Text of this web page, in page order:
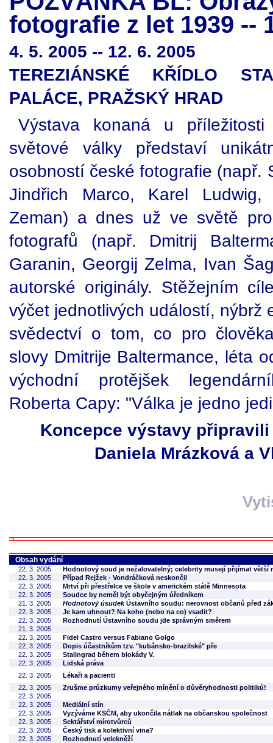
fotografie z let 1939 --
4. 5. 2005 -- 12. 6. 2005
TEREZIÁNSKÉ KŘÍDLO
PALÁCE, PRAŽSKÝ HRAD
Výstava konaná u
světové války představí
osobností české fotografie (např.
Jindřich Marco, Karel
Zeman) a dnes už ve světě
fotografů (např. Dmitrij
Garanin, Georgij Zelma, Ivan
autorské originály. Stěžejním
výčet jednotlivých událostí, nýbrž
svědectví o tom, co pro
slovy Dmitrije Baltermance, léta
východní protějšek
Roberta Capy: "Válka je jedno
Koncepce výstavy
Daniela Mrázková a
Obsah vydání
22. 3. 2005
Hodnotový soud je nežalovatelný; celebrity musejí přijímat větší
22. 3. 2005
Případ Rejžek - Vondráčková neskončil
22. 3. 2005
Mrtví při přestřelce ve škole v americkém státě Minnesota
22. 3. 2005
Soudce by neměl být obyčejným úředníkem
21. 3. 2005
Hodnotový úsudekÚstavního soudu: nerovnost občanů před
22. 3. 2005
Je kam uhnout? Na koho (nebo na co) vsadit?
22. 3. 2005
Rozhodnutí Ústavního soudu jde správným směrem
21. 3. 2005
22. 3. 2005
Fidel Castro versus Fabiano Golgo
22. 3. 2005
Dopis účastníkům tzv. "kubánsko-brazilské" pře
22. 3. 2005
Stalingrad během blokády V.
22. 3. 2005
Lidská práva
22. 3. 2005
Lékaři a pacienti
22. 3. 2005
Zrušme průzkumy veřejného mínění o důvěryhodnosti politiků!
22. 3. 2005
22. 3. 2005
Mediální stín
22. 3. 2005
Vyzýváme KSČM, aby ukončila nátlak na občanskou společnost
22. 3. 2005
Sektářství mírotvůrců
22. 3. 2005
Český tisk a kolektivní vina?
22. 3. 2005
Rozhodnutí velekněží